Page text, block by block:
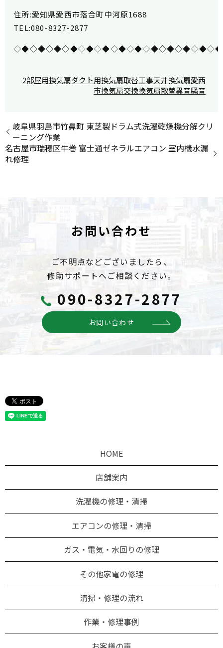
住所:愛知県愛西市落合町中河原1688
TEL:080-8327-2877
2部屋用換気扇ダクト用換気扇取替工事天井換気扇愛西
市換気扇交換換気扇取替異音騒音
岐阜県羽島市竹鼻町 東芝製ドラム式洗濯乾燥機分解クリ
ーニング作業
名古屋市瑞穂区牛巻 富士通ゼネラルエアコン 室内機水漏
れ修理
お問い合わせ
ご不明点などございましたら、
修助サポートへご相談ください。
090-8327-2877
お問い合わせ
HOME
店舗案内
洗濯機の修理・清掃
エアコンの修理・清掃
ガス・電気・水回りの修理
その他家電の修理
清掃・修理の流れ
作業・修理事例